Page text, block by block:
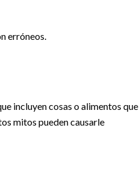
erróneos.
incluyen cosas o alimentos que
mitos pueden causarle